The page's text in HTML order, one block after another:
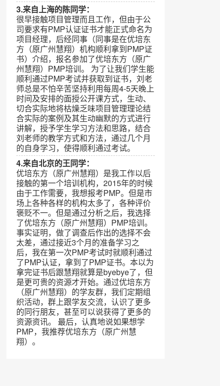
3.来自上海的陈同学：
很早接触项目管理而且工作，但由于公
司要求有PMP认证证书才能正式命名为
项目经理，后经同事（同事是在优培东
方（原广州慧翔）机构顺利拿到PMP证
书）介绍，报名参加了优培东方（原广
州慧翔）PMP培训。 为了让我们学生能
顺利通过PMP考试并获取到证书，刘老
师总是不怕辛苦坚持利用每周4-5天晚上
时间及安排的面授公开课方式，生动、
切合实际地将枯燥乏味项目管理理论结
合实际的案例及其生动幽默的方式进行
讲解，授予学生学习方法和思路，结合
刘老师的教学方式和方法，通过几个月
的自身学习，使得顺利通过考试。
4.来自北京的王同学：
优培东方（原广州慧翔）是我工作以后
接触的第一个培训机构，2015年的时候
由于工作需要，我想报考PMP。但是市
场上各种各样的机构太多了，各种评价
褒贬不一。但是通过分析之后，我选择
了优培东方（原广州慧翔）PMP培训。
事实证明，做了调查后作出的选择不会
太差，通过接近3个月的准备学习之
后，我在第一次PMP考试时就顺利通过
了PMP认证，拿到了PMP证书。本以为
拿完证书后跟慧翔就算是byebye了，但
是更可贵的资源才开始。通过优培东方
（原广州慧翔）的学友群，我们定期组
织活动，群上跟学友交流，认识了更多
的同行朋友，甚至可以说获得了更多的
资源资讯。 最后，认真地说如果想学
PMP，我推荐优培东方（原广州慧
翔）。